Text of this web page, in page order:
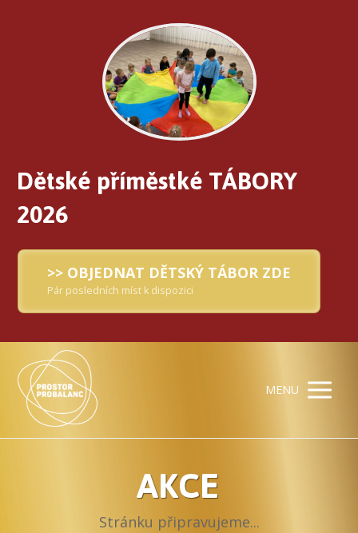
Dětské příměstké TÁBORY
2026
>> OBJEDNAT DĚTSKÝ TÁBOR ZDE
Pár posledních míst k dispozici
MENU
AKCE
Stránku připravujeme...